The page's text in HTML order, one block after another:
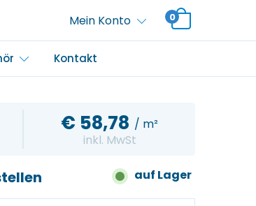
Mein Konto 0
Kontakt
€ 58,78 / m²
inkl. MwSt
auf Lager